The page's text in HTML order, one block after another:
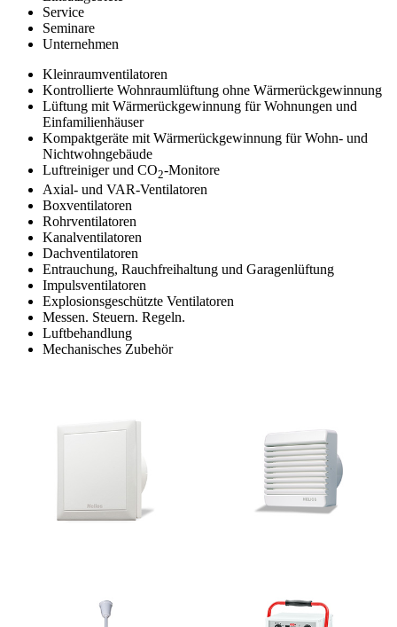
Service
Seminare
Unternehmen
Kleinraumventilatoren
Kontrollierte Wohnraumlüftung ohne Wärmerückgewinnung
Lüftung mit Wärmerückgewinnung für Wohnungen und
Einfamilienhäuser
Kompaktgeräte mit Wärmerückgewinnung für Wohn- und
Nichtwohngebäude
Luftreiniger und CO2-Monitore
Axial- und VAR-Ventilatoren
Boxventilatoren
Rohrventilatoren
Kanalventilatoren
Dachventilatoren
Entrauchung, Rauchfreihaltung und Garagenlüftung
Impulsventilatoren
Explosionsgeschützte Ventilatoren
Messen. Steuern. Regeln.
Luftbehandlung
Mechanisches Zubehör